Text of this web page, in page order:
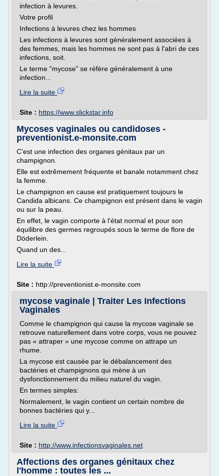
infection à levures.
Votre profil
Infections à levures chez les hommes
Les infections à levures sont généralement associées à
des femmes, mais les hommes ne sont pas à l'abri de ces
infections, soit.
Le terme "mycose" se réfère généralement à une
infection...
Lire la suite
Site : https://www.slickstar.info
Mycoses vaginales ou candidoses -
preventionist.e-monsite.com
C'est une infection des organes génitaux par un
champignon.
Elle est extrêmement fréquente et banale notamment chez
la femme.
Le champignon en cause est pratiquement toujours le
Candida albicans. Ce champignon est présent dans le vagin
ou sur la peau.
En effet, le vagin comporte à l'état normal et pour son
équilibre des germes regroupés sous le terme de flore de
Döderlein.
Quand un des...
Lire la suite
Site : http://preventionist.e-monsite.com
mycose vaginale | Traiter Les Infections
Vaginales
Comme le champignon qui cause la mycose vaginale se
retrouve naturellement dans votre corps, vous ne pouvez
pas « attraper » une mycose comme on attrape un
rhume.
La mycose est causée par le débalancement des
bactéries et champignons qui mène à un
dysfonctionnement du milieu naturel du vagin.
En termes simples:
Normalement, le vagin contient un certain nombre de
bonnes bactéries qui y...
Lire la suite
Site : http://www.infectionsvaginales.net
Affections des organes génitaux chez
l'homme : toutes les ...